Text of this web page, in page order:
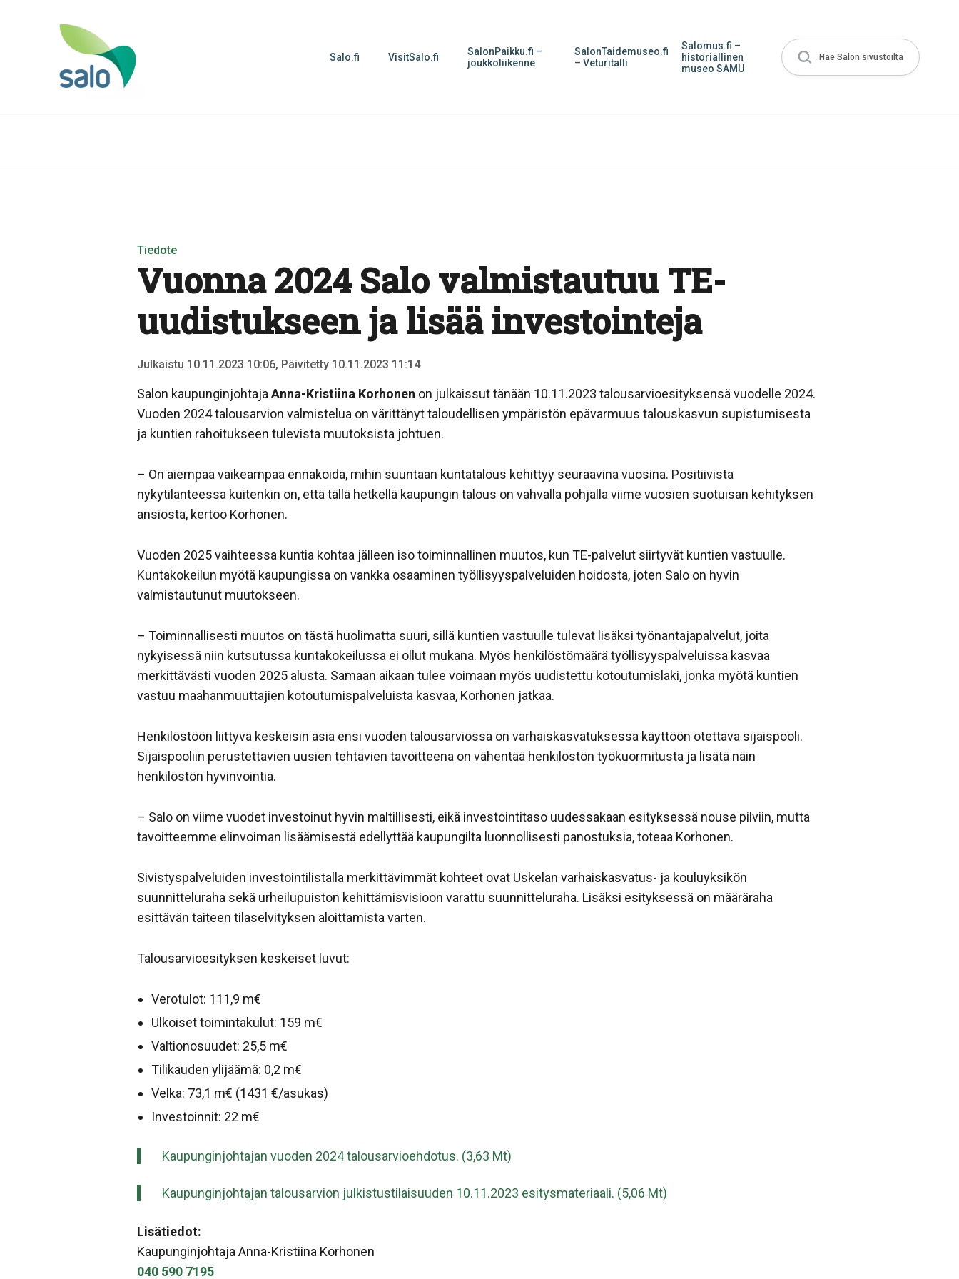
Salo.fi VisitSalo.fi
SalonPaikku.fi –
joukkoliikenne
SalonTaidemuseo.fi
– Veturitalli
Salomus.fi –
historiallinen
museo SAMU
Hae Salon sivustoilta
Tiedote
Vuonna 2024 Salo valmistautuu TE-
uudistukseen ja lisää investointeja
Julkaistu 10.11.2023 10:06, Päivitetty 10.11.2023 11:14
Salon kaupunginjohtaja Anna-Kristiina Korhonen on julkaissut tänään 10.11.2023 talousarvioesityksensä vuodelle 2024.
Vuoden 2024 talousarvion valmistelua on värittänyt taloudellisen ympäristön epävarmuus talouskasvun supistumisesta
ja kuntien rahoitukseen tulevista muutoksista johtuen.
– On aiempaa vaikeampaa ennakoida, mihin suuntaan kuntatalous kehittyy seuraavina vuosina. Positiivista
nykytilanteessa kuitenkin on, että tällä hetkellä kaupungin talous on vahvalla pohjalla viime vuosien suotuisan kehityksen
ansiosta, kertoo Korhonen.
Vuoden 2025 vaihteessa kuntia kohtaa jälleen iso toiminnallinen muutos, kun TE-palvelut siirtyvät kuntien vastuulle.
Kuntakokeilun myötä kaupungissa on vankka osaaminen työllisyyspalveluiden hoidosta, joten Salo on hyvin
valmistautunut muutokseen.
– Toiminnallisesti muutos on tästä huolimatta suuri, sillä kuntien vastuulle tulevat lisäksi työnantajapalvelut, joita
nykyisessä niin kutsutussa kuntakokeilussa ei ollut mukana. Myös henkilöstömäärä työllisyyspalveluissa kasvaa
merkittävästi vuoden 2025 alusta. Samaan aikaan tulee voimaan myös uudistettu kotoutumislaki, jonka myötä kuntien
vastuu maahanmuuttajien kotoutumispalveluista kasvaa, Korhonen jatkaa.
Henkilöstöön liittyvä keskeisin asia ensi vuoden talousarviossa on varhaiskasvatuksessa käyttöön otettava sijaispooli.
Sijaispooliin perustettavien uusien tehtävien tavoitteena on vähentää henkilöstön työkuormitusta ja lisätä näin
henkilöstön hyvinvointia.
– Salo on viime vuodet investoinut hyvin maltillisesti, eikä investointitaso uudessakaan esityksessä nouse pilviin, mutta
tavoitteemme elinvoiman lisäämisestä edellyttää kaupungilta luonnollisesti panostuksia, toteaa Korhonen.
Sivistyspalveluiden investointilistalla merkittävimmät kohteet ovat Uskelan varhaiskasvatus- ja kouluyksikön
suunnitteluraha sekä urheilupuiston kehittämisvisioon varattu suunnitteluraha. Lisäksi esityksessä on määräraha
esittävän taiteen tilaselvityksen aloittamista varten.
Talousarvioesityksen keskeiset luvut:
Verotulot: 111,9 m€
Ulkoiset toimintakulut: 159 m€
Valtionosuudet: 25,5 m€
Tilikauden ylijäämä: 0,2 m€
Velka: 73,1 m€ (1431 €/asukas)
Investoinnit: 22 m€
Kaupunginjohtajan vuoden 2024 talousarvioehdotus. (3,63 Mt)
Kaupunginjohtajan talousarvion julkistustilaisuuden 10.11.2023 esitysmateriaali. (5,06 Mt)
Lisätiedot:
Kaupunginjohtaja Anna-Kristiina Korhonen
040 590 7195